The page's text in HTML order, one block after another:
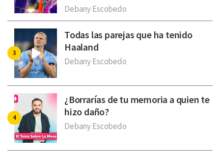
Debany Escobedo
Todas las parejas que ha tenido
Haaland
Debany Escobedo
¿Borrarías de tu memoria a quien te
hizo daño?
Debany Escobedo